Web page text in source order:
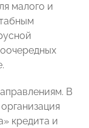
малого и
В
кредита и